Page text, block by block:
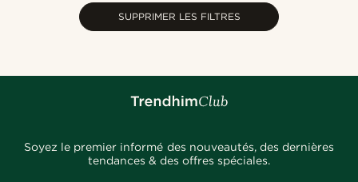
Prix décroissant
SUPPRIMER LES FILTRES
Soyez le premier informé des nouveautés, des dernières
tendances & des offres spéciales.